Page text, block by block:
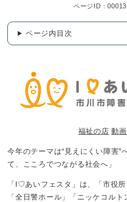
ページID：
ページ内目次
福祉の店 動
今年のテーマは“見えにくい障害”
て、こころでつながる社会へ」
「I♡あいフェスタ」は、「市役
「全日警ホール」「ニッケコルト